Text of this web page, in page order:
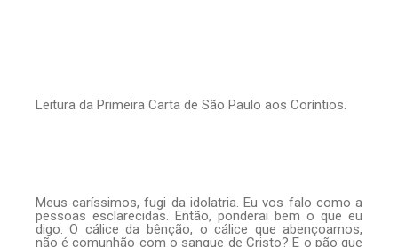
Leitura da Primeira Carta de São Paulo aos Coríntios.
Meus caríssimos, fugi da idolatria. Eu vos falo como a
pessoas esclarecidas. Então, ponderai bem o que eu
digo: O cálice da bênção, o cálice que abençoamos,
não é comunhão com o sangue de Cristo? E o pão que